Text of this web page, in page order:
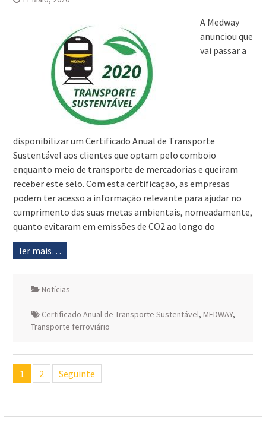
A Medway
anunciou que
vai passar a
disponibilizar um Certificado Anual de Transporte
Sustentável aos clientes que optam pelo comboio
enquanto meio de transporte de mercadorias e queiram
receber este selo. Com esta certificação, as empresas
podem ter acesso a informação relevante para ajudar no
cumprimento das suas metas ambientais, nomeadamente,
quanto evitaram em emissões de CO2 ao longo do
ler mais…
Notícias
Certificado Anual de Transporte Sustentável, MEDWAY,
Transporte ferroviário
Navegação
de
1 2 Seguinte